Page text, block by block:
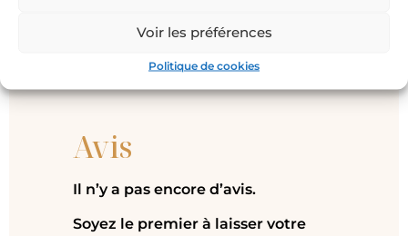
Voir les préférences
Politique de cookies
Avis
Il n’y a pas encore d’avis.
Soyez le premier à laisser votre